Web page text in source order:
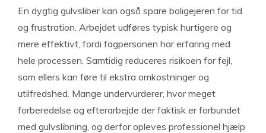
En dygtig gulvsliber kan også spare boligejeren for tid
og frustration. Arbejdet udføres typisk hurtigere og
mere effektivt, fordi fagpersonen har erfaring med
hele processen. Samtidig reduceres risikoen for fejl,
som ellers kan føre til ekstra omkostninger og
utilfredshed. Mange undervurderer, hvor meget
forberedelse og efterarbejde der faktisk er forbundet
med gulvslibning, og derfor opleves professionel hjælp